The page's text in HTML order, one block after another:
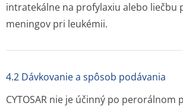
intratekálne na profylaxiu alebo liečbu
meningov pri leukémii.
4.2 Dávkovanie a spôsob podávania
CYTOSAR nie je účinný po perorálnom